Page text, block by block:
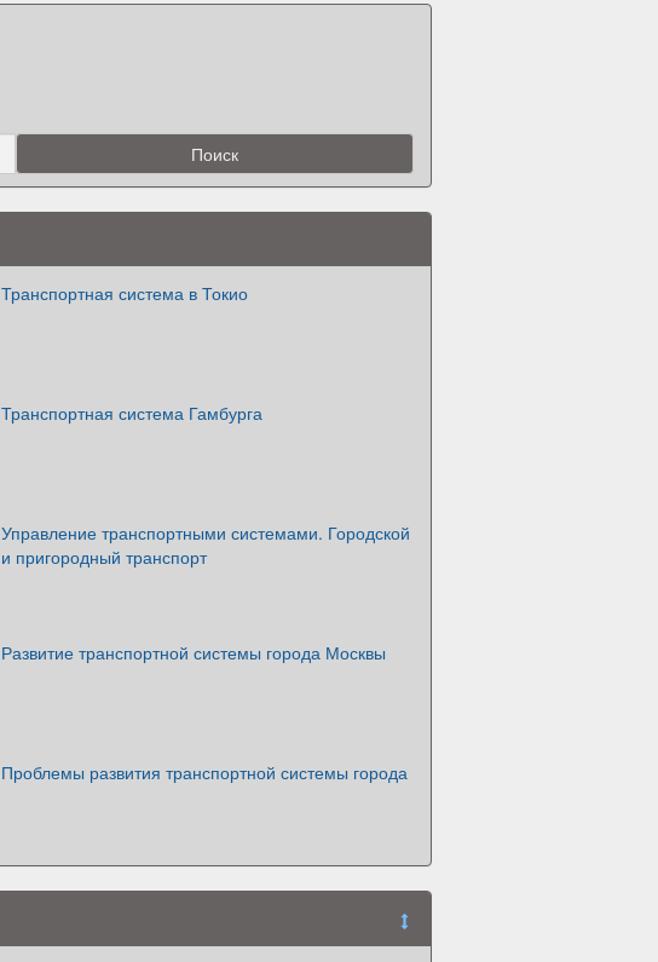
Транспортная система в Токио
Транспортная система Гамбурга
Управление транспортными системами. Городской
и пригородный транспорт
Развитие транспортной системы города Москвы
Проблемы развития транспортной системы города